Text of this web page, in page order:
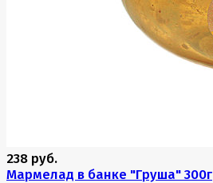
238 руб.
Мармелад в банке "Груша" 300г